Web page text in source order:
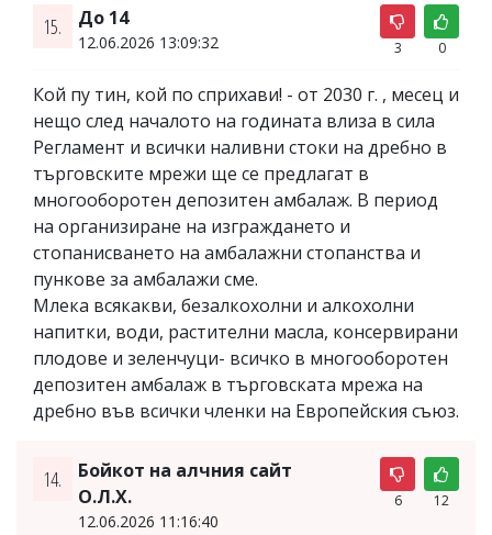
15. До 14
12.06.2026 13:09:32 3 0
Кой пу тин, кой по сприхави! - от 2030 г. , месец и
нещо след началото на годината влиза в сила
Регламент и всички наливни стоки на дребно в
търговските мрежи ще се предлагат в
многооборотен депозитен амбалаж. В период
на организиране на изграждането и
стопанисването на амбалажни стопанства и
пункове за амбалажи сме.
Млека всякакви, безалкохолни и алкохолни
напитки, води, растителни масла, консервирани
плодове и зеленчуци- всичко в многооборотен
депозитен амбалаж в търговската мрежа на
дребно във всички членки на Европейския съюз.
14.
Бойкот на алчния сайт
О.Л.Х.
12.06.2026 11:16:40
6 12